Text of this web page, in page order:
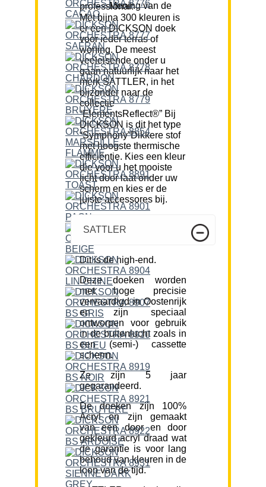
Mening van de professional:
Met bijna 300 kleuren is
er een DICKSON doek
voor ieder terras of
woning. De meest
veeleisende onder u
gaan natuurlijk naar het
merk SATTLER, in het
bijzonder naar de
collectie
“ElementsReflect®” Bij
DICKSON is dit het type
“Symphony”Dikkere stof
met hoogste thermische
efficiëntie. Kies een kleur
die voor u het mooiste
licht door laat onder uw
scherm en kies er de
juiste accessores bij.
SATTLER
Dit is de high-end.
Deze doeken worden
met hoge precisie
vervaardigd in Oostenrijk
en zijn speciaal
ontworpen voor gebruik
in de buitenlucht zoals in
een (semi-) cassette
scherm.
Ze zijn 5 jaar
gegarandeerd.
De doeken zijn 100%
Acryl en zijn gemaakt
van een door en door
gekleurd acryl draad wat
de garantie is voor lang
behoud van kleuren in de
loop van de tijd.